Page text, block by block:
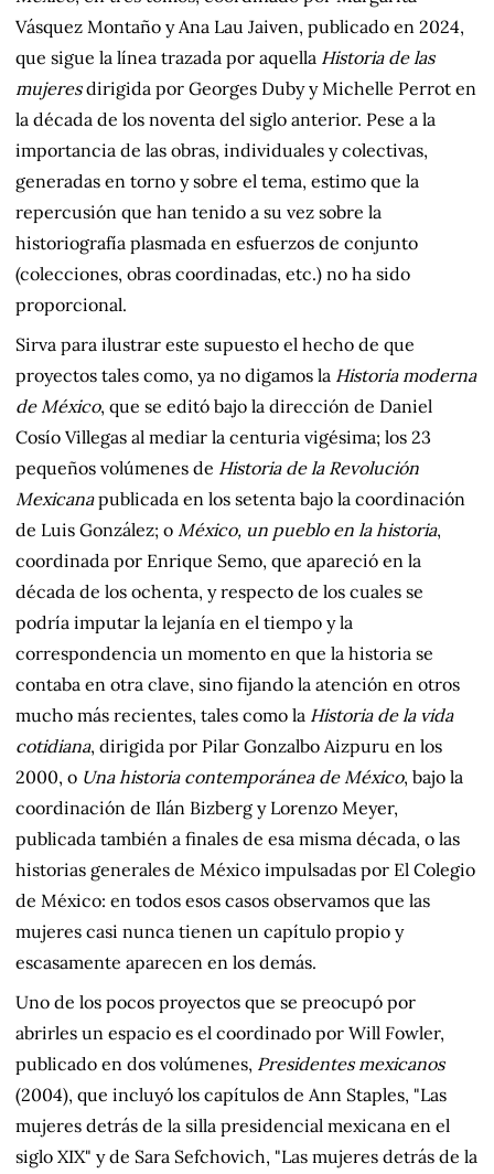
Vásquez Montaño y Ana Lau Jaiven, publicado en 2024,
que sigue la línea trazada por aquella Historia de las
mujeresdirigida por Georges Duby y Michelle Perrot en
la década de los noventa del siglo anterior. Pese a la
importancia de las obras, individuales y colectivas,
generadas en torno y sobre el tema, estimo que la
repercusión que han tenido a su vez sobre la
historiografía plasmada en esfuerzos de conjunto
(colecciones, obras coordinadas, etc.) no ha sido
proporcional.
Sirva para ilustrar este supuesto el hecho de que
proyectos tales como, ya no digamos la Historia moderna
de México, que se editó bajo la dirección de Daniel
Cosío Villegas al mediar la centuria vigésima; los 23
pequeños volúmenes de Historia de la Revolución
Mexicanapublicada en los setenta bajo la coordinación
de Luis González; o México, un pueblo en la historia,
coordinada por Enrique Semo, que apareció en la
década de los ochenta, y respecto de los cuales se
podría imputar la lejanía en el tiempo y la
correspondencia un momento en que la historia se
contaba en otra clave, sino fijando la atención en otros
mucho más recientes, tales como la Historia de la vida
cotidiana, dirigida por Pilar Gonzalbo Aizpuru en los
2000, o Una historia contemporánea de México, bajo la
coordinación de Ilán Bizberg y Lorenzo Meyer,
publicada también a finales de esa misma década, o las
historias generales de México impulsadas por El Colegio
de México: en todos esos casos observamos que las
mujeres casi nunca tienen un capítulo propio y
escasamente aparecen en los demás.
Uno de los pocos proyectos que se preocupó por
abrirles un espacio es el coordinado por Will Fowler,
publicado en dos volúmenes, Presidentes mexicanos
(2004), que incluyó los capítulos de Ann Staples, "Las
mujeres detrás de la silla presidencial mexicana en el
siglo XIX" y de Sara Sefchovich, "Las mujeres detrás de la